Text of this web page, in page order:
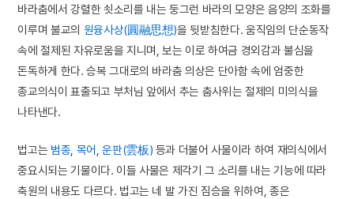
바라춤에서 강렬한 쇳소리를 내는 둥그런 바라의 모양은 음양의 조화를
이루며 불교의 원융사상(圓融思想)을 뒷받침한다. 움직임의 단순동작
속에 절제된 자유로움을 지니며, 보는 이로 하여금 경외감과 불심을
돈독하게 한다. 승복 그대로의 바라춤 의상은 단아함 속에 엄중한
종교의식이 표출되고 부처님 앞에서 추는 춤사위는 절제의 미의식을
나타낸다.
법고는 범종 목어 ,운판(雲板) 등과 더불어 사물이라 하여 재의식에서
중요시되는 기물이다. 이들 사물은 제각기 그 소리를 내는 기능에 따라
축원의 내용도 다르다. 법고는 네 발 가진 짐승을 위하여, 종은